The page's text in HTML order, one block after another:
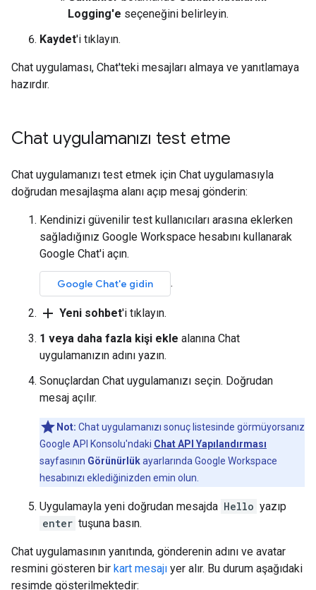
Logging'e seçeneğini belirleyin.
Kaydet'i tıklayın.
Chat uygulaması, Chat'teki mesajları almaya ve yanıtlamaya
hazırdır.
Chat uygulamanızı test etme
Chat uygulamanızı test etmek için Chat uygulamasıyla
doğrudan mesajlaşma alanı açıp mesaj gönderin:
Kendinizi güvenilir test kullanıcıları arasına eklerken
sağladığınız Google Workspace hesabını kullanarak
Google Chat'i açın.
Google Chat'e gidin .
add Yeni sohbet'i tıklayın.
1 veya daha fazla kişi ekle alanına Chat
uygulamanızın adını yazın.
Sonuçlardan Chat uygulamanızı seçin. Doğrudan
mesaj açılır.
Not: Chat uygulamanızı sonuç listesinde görmüyorsanız
Google API Konsolu'ndaki Chat API Yapılandırması
sayfasının Görünürlükayarlarında Google Workspace
hesabınızı eklediğinizden emin olun.
Uygulamayla yeni doğrudan mesajda Hello yazıp
enter tuşuna basın.
Chat uygulamasının yanıtında, gönderenin adını ve avatar
resmini gösteren bir kart mesajı yer alır. Bu durum aşağıdaki
resimde gösterilmektedir: